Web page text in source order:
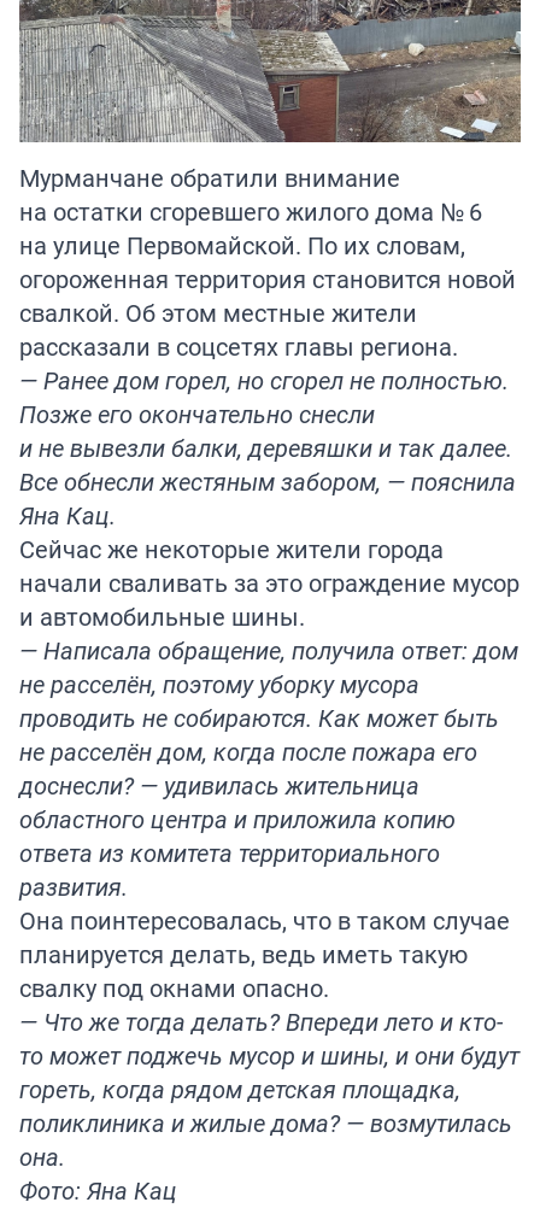
Мурманчане обратили внимание
на остатки сгоревшего жилого дома № 6
на улице Первомайской. По их словам,
огороженная территория становится новой
свалкой. Об этом местные жители
рассказали в соцсетях главы региона.
— Ранее дом горел, но сгорел не полностью.
Позже его окончательно снесли
и не вывезли балки, деревяшки и так далее.
Все обнесли жестяным забором, — пояснила
Яна Кац.
Сейчас же некоторые жители города
начали сваливать за это ограждение мусор
и автомобильные шины.
— Написала обращение, получила ответ: дом
не расселён, поэтому уборку мусора
проводить не собираются. Как может быть
не расселён дом, когда после пожара его
доснесли? — удивилась жительница
областного центра и приложила копию
ответа из комитета территориального
развития.
Она поинтересовалась, что в таком случае
планируется делать, ведь иметь такую
свалку под окнами опасно.
— Что же тогда делать? Впереди лето и кто-
то может поджечь мусор и шины, и они будут
гореть, когда рядом детская площадка,
поликлиника и жилые дома? — возмутилась
она.
Фото: Яна Кац